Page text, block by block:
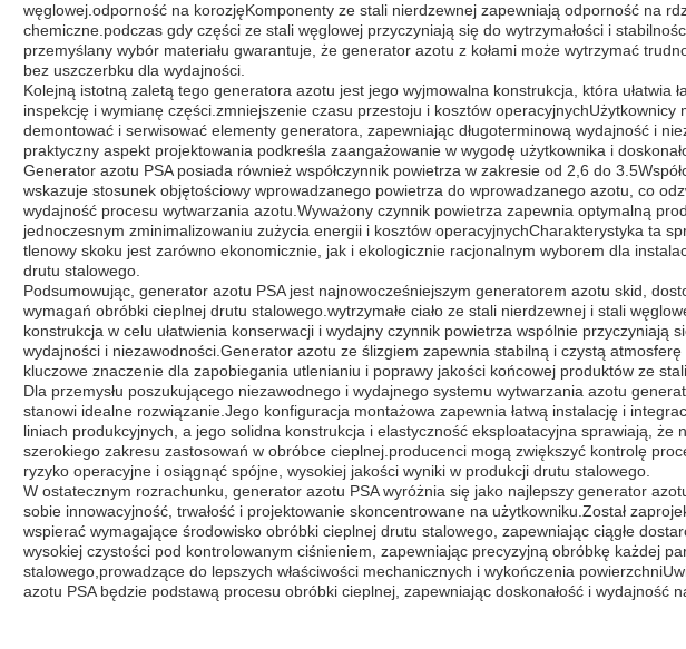
węglowej.odporność na korozjęKomponenty ze stali nierdzewnej zapewniają odporność na
chemiczne.podczas gdy części ze stali węglowej przyczyniają się do wytrzymałości i
przemyślany wybór materiału gwarantuje, że generator azotu z kołami może wytrzymać
bez uszczerbku dla wydajności.
Kolejną istotną zaletą tego generatora azotu jest jego wyjmowalna konstrukcja, która ułatwia
inspekcję i wymianę części.zmniejszenie czasu przestoju i kosztów operacyjnychUżytkownicy
demontować i serwisować elementy generatora, zapewniając długoterminową wydajność i
praktyczny aspekt projektowania podkreśla zaangażowanie w wygodę użytkownika i
Generator azotu PSA posiada również współczynnik powietrza w zakresie od 2,6 do
wskazuje stosunek objętościowy wprowadzanego powietrza do wprowadzanego azotu, co
wydajność procesu wytwarzania azotu.Wyważony czynnik powietrza zapewnia optymalną
jednoczesnym zminimalizowaniu zużycia energii i kosztów operacyjnychCharakterystyka ta
tlenowy skoku jest zarówno ekonomicznie, jak i ekologicznie racjonalnym wyborem dla
drutu stalowego.
Podsumowując, generator azotu PSA jest najnowocześniejszym generatorem azotu skid,
wymagań obróbki cieplnej drutu stalowego.wytrzymałe ciało ze stali nierdzewnej i stali
konstrukcja w celu ułatwienia konserwacji i wydajny czynnik powietrza wspólnie przyczyniają
wydajności i niezawodności.Generator azotu ze ślizgiem zapewnia stabilną i czystą
kluczowe znaczenie dla zapobiegania utlenianiu i poprawy jakości końcowej produktów ze
Dla przemysłu poszukującego niezawodnego i wydajnego systemu wytwarzania azotu
stanowi idealne rozwiązanie.Jego konfiguracja montażowa zapewnia łatwą instalację i
liniach produkcyjnych, a jego solidna konstrukcja i elastyczność eksploatacyjna sprawiają, że
szerokiego zakresu zastosowań w obróbce cieplnej.producenci mogą zwiększyć kontrolę
ryzyko operacyjne i osiągnąć spójne, wysokiej jakości wyniki w produkcji drutu stalowego.
W ostatecznym rozrachunku, generator azotu PSA wyróżnia się jako najlepszy generator
sobie innowacyjność, trwałość i projektowanie skoncentrowane na użytkowniku.Został
wspierać wymagające środowisko obróbki cieplnej drutu stalowego, zapewniając ciągłe
wysokiej czystości pod kontrolowanym ciśnieniem, zapewniając precyzyjną obróbkę każdej
stalowego,prowadzące do lepszych właściwości mechanicznych i wykończenia
azotu PSA będzie podstawą procesu obróbki cieplnej, zapewniając doskonałość i wydajność